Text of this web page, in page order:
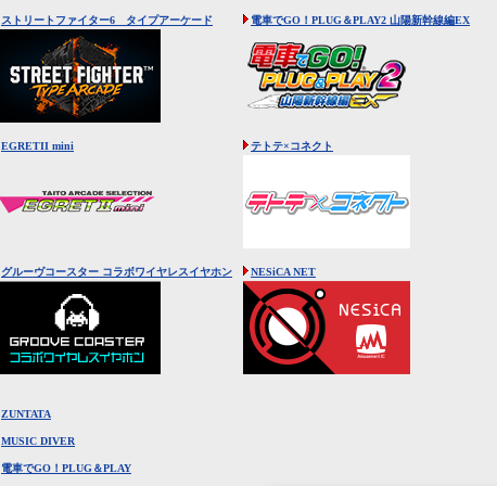
ストリートファイター6 タイプアーケード 電車でGO！PLUG＆PLAY2 山陽新幹線編EX
EGRETII mini テトテ×コネクト
グルーヴコースター コラボワイヤレスイヤホン NESiCA NET
ZUNTATA
MUSIC DIVER
電車でGO！PLUG＆PLAY